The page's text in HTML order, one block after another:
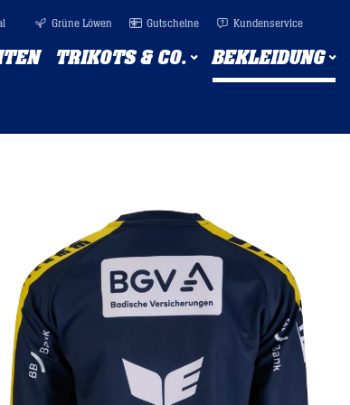
Grüne Löwen Gutscheine Kundenservice
TRIKOTS & CO. BEKLEIDUNG